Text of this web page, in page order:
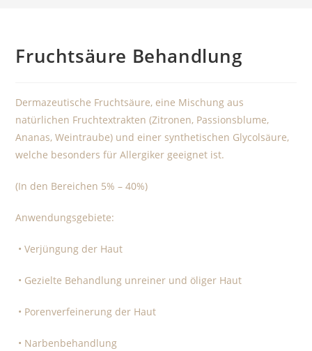
Fruchtsäure Behandlung
Dermazeutische Fruchtsäure, eine Mischung aus
natürlichen Fruchtextrakten (Zitronen, Passionsblume,
Ananas, Weintraube) und einer synthetischen Glycolsäure,
welche besonders für Allergiker geeignet ist.
(In den Bereichen 5% – 40%)
Anwendungsgebiete:
• Verjüngung der Haut
• Gezielte Behandlung unreiner und öliger Haut
• Porenverfeinerung der Haut
• Narbenbehandlung